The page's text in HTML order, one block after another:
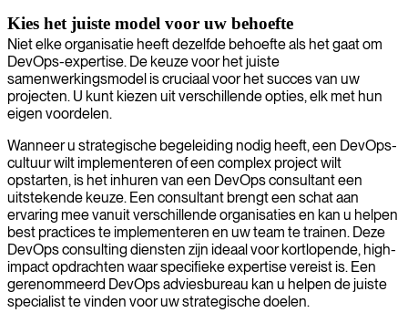
Kies het juiste model voor uw behoefte
Niet elke organisatie heeft dezelfde behoefte als het gaat om
DevOps-expertise. De keuze voor het juiste
samenwerkingsmodel is cruciaal voor het succes van uw
projecten. U kunt kiezen uit verschillende opties, elk met hun
eigen voordelen.
Wanneer u strategische begeleiding nodig heeft, een DevOps-
cultuur wilt implementeren of een complex project wilt
opstarten, is het inhuren van een DevOps consultant een
uitstekende keuze. Een consultant brengt een schat aan
ervaring mee vanuit verschillende organisaties en kan u helpen
best practices te implementeren en uw team te trainen. Deze
DevOps consulting diensten zijn ideaal voor kortlopende, high-
impact opdrachten waar specifieke expertise vereist is. Een
gerenommeerd DevOps adviesbureau kan u helpen de juiste
specialist te vinden voor uw strategische doelen.